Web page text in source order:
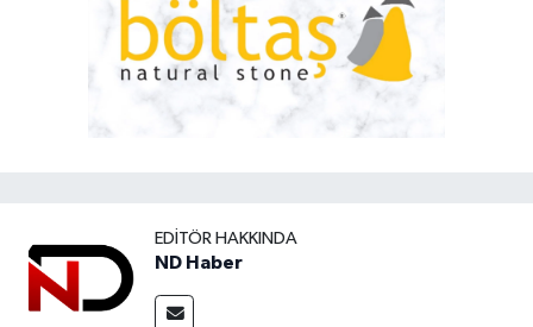
EDITÖR HAKKINDA
ND Haber